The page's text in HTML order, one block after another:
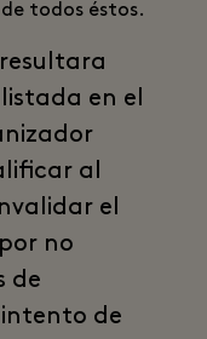
todos éstos.
en el
al
el
no
de
de